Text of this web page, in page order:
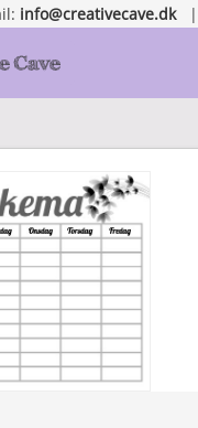
info@creativecave.dk|